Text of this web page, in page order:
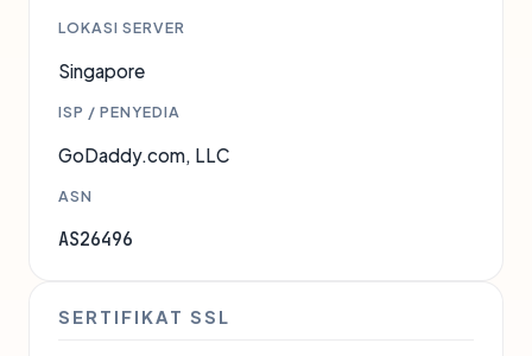
LOKASI SERVER
Singapore
ISP / PENYEDIA
GoDaddy.com, LLC
ASN
AS26496
SERTIFIKAT SSL